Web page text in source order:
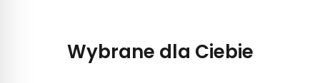
Wybrane dla Ciebie